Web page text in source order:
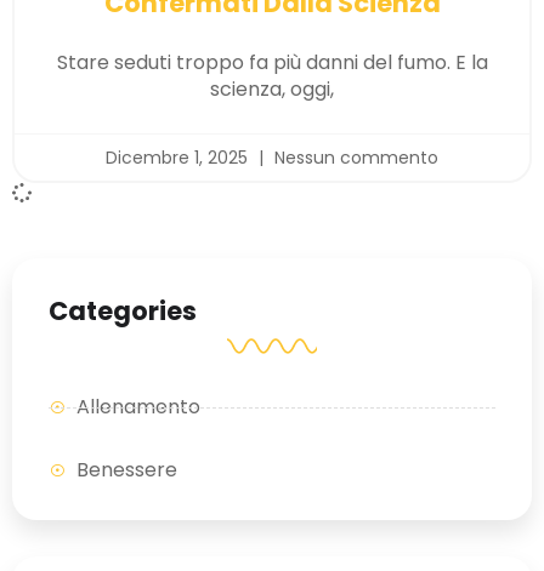
Stare seduti troppo fa più danni del fumo. E la
scienza, oggi,
Dicembre 1, 2025 Nessun commento
Categories
Allenamento
Benessere